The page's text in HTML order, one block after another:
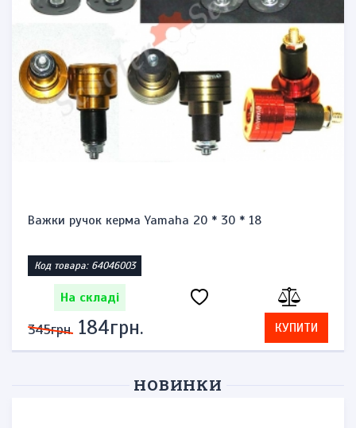
Важки ручок керма Yamaha 20 * 30 * 18
Код товара: 64046003
На складі
345грн. 184грн. КУПИТИ
НОВИНКИ